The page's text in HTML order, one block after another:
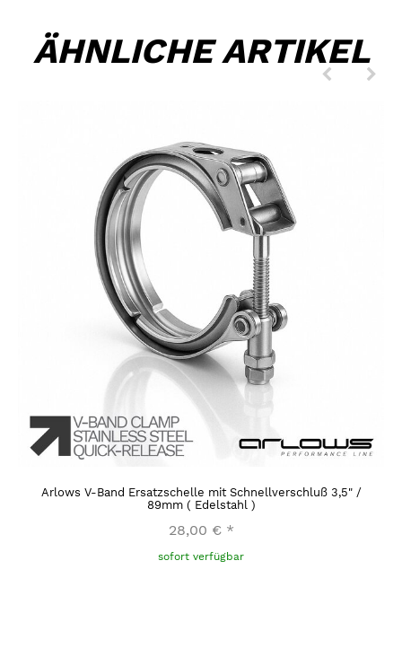
ÄHNLICHE ARTIKEL
Arlows V-Band Ersatzschelle mit Schnellverschluß 3,5" /
89mm ( Edelstahl )
28,00 € *
sofort verfügbar